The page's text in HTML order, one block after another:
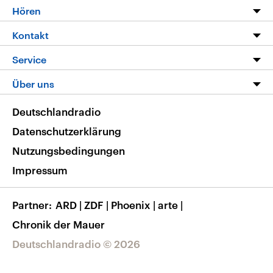
Programm
Die Nachrichten
Nachrichtenleicht
Neue Beiträge auf dlf.de
Hören
Livestream
Podcasts
Deutschlandfunk App
Nachrichten App
Frequenzen
Kontakt
Hörerservice
Service
FAQ
Veranstaltungen
Musikliste
RSS
Über uns
Barrierefreiheit
Deutschlandradio © 2026
Deutschlandradio
Datenschutzerklärung
Nutzungsbedingungen
Impressum
Partner ARD | ZDF | Phoenix | arte |
Chronik der Mauer